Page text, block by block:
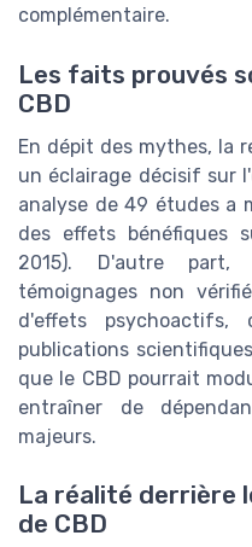
complémentaire.
Les faits prouvés
CBD
En dépit des mythes, la
un éclairage décisif sur
analyse de 49 études a
des effets bénéfiques
2015). D'autre part,
témoignages non
d'effets psychoactifs,
publications
que le CBD pourrait
entraîner de
majeurs.
La réalité derrière
de CBD